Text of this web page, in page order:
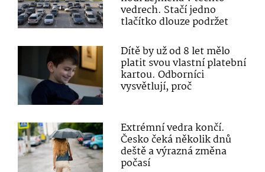
vedrech. Stačí jedno
tlačítko dlouze podržet
Dítě by už od 8 let mělo
platit svou vlastní platební
kartou. Odborníci
vysvětlují, proč
Extrémní vedra končí.
Česko čeká několik dnů
deště a výrazná změna
počasí